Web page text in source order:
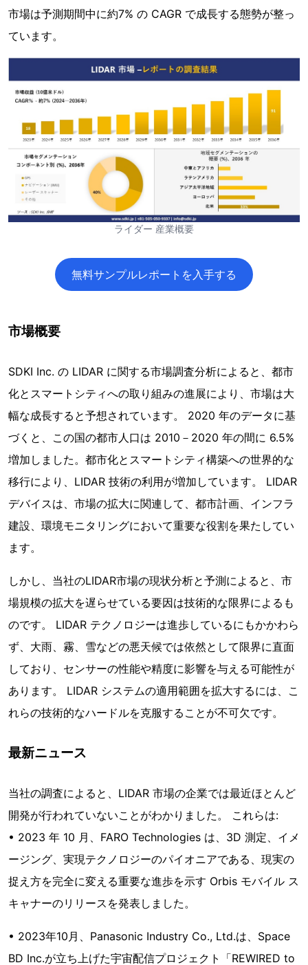
市場は予測期間中に約7% の CAGR で成長する態勢が整っ
ています。
ライダー 産業概要
無料サンプルレポートを入手する
市場概要
SDKI Inc. の LIDAR に関する市場調査分析によると、都市
化とスマートシティへの取り組みの進展により、市場は大
幅な成長すると予想されています。 2020 年のデータに基
づくと、この国の都市人口は 2010－2020 年の間に 6.5%
増加しました。都市化とスマートシティ構築への世界的な
移行により、LIDAR 技術の利用が増加しています。 LIDAR
デバイスは、市場の拡大に関連して、都市計画、インフラ
建設、環境モニタリングにおいて重要な役割を果たしてい
ます。
しかし、当社のLIDAR市場の現状分析と予測によると、市
場規模の拡大を遅らせている要因は技術的な限界によるも
のです。 LIDAR テクノロジーは進歩しているにもかかわら
ず、大雨、霧、雪などの悪天候では依然として限界に直面
しており、センサーの性能や精度に影響を与える可能性が
あります。 LIDAR システムの適用範囲を拡大するには、こ
れらの技術的なハードルを克服することが不可欠です。
最新ニュース
当社の調査によると、LIDAR 市場の企業では最近ほとんど
開発が行われていないことがわかりました。 これらは:
• 2023 年 10 月、FARO Technologies は、3D 測定、イメ
ージング、実現テクノロジーのパイオニアである、現実の
捉え方を完全に変える重要な進歩を示す Orbis モバイル ス
キャナーのリリースを発表しました。
• 2023年10月、Panasonic Industry Co., Ltd.は、Space
BD Inc.が立ち上げた宇宙配信プロジェクト「REWIRED to